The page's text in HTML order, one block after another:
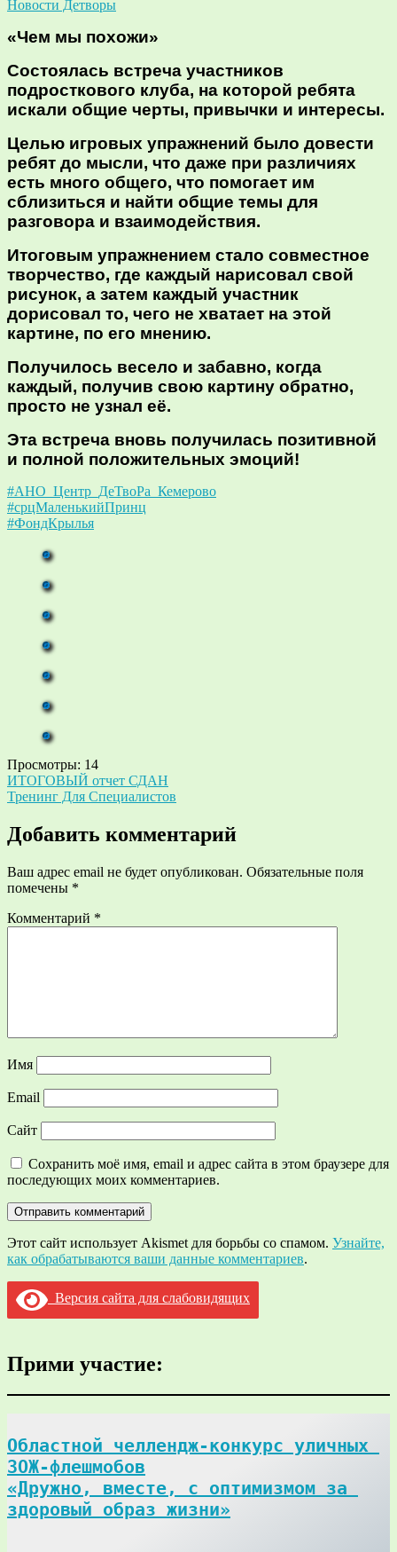
Новости Детворы
«Чем мы похожи»
Состоялась встреча участников
подросткового клуба, на которой ребята
искали общие черты, привычки и интересы.
Целью игровых упражнений было довести
ребят до мысли, что даже при различиях
есть много общего, что помогает им
сблизиться и найти общие темы для
разговора и взаимодействия.
Итоговым упражнением стало совместное
творчество, где каждый нарисовал свой
рисунок, а затем каждый участник
дорисовал то, чего не хватает на этой
картине, по его мнению.
Получилось весело и забавно, когда
каждый, получив свою картину обратно,
просто не узнал её.
Эта встреча вновь получилась позитивной
и полной положительных эмоций!
#АНО_Центр_ДеТвоРа_Кемерово
#срцМаленькийПринц
#ФондКрылья
Просмотры: 14
Навигация
по
записям
ИТОГОВЫЙ отчет СДАН
Тренинг Для Специалистов
Добавить комментарий
Ваш адрес email не будет опубликован. Обязательные поля
помечены *
Комментарий *
Имя
Email
Сайт
Сохранить моё имя, email и адрес сайта в этом браузере для
последующих моих комментариев.
Этот сайт использует Akismet для борьбы со спамом. Узнайте,
как обрабатываются ваши данные комментариев.
Версия сайта для слабовидящих
Прими участие:
Областной челлендж-конкурс уличных
ЗОЖ-флешмобов
«Дружно, вместе, с оптимизмом за
здоровый образ жизни»